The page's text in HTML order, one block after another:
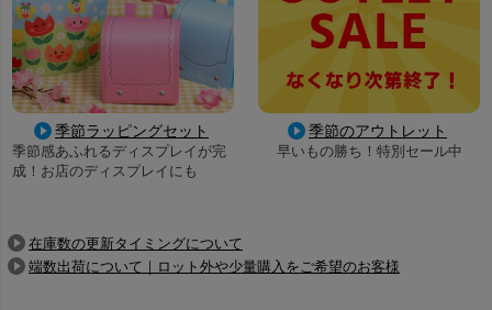
季節ラッピングセット
季節感あふれるディスプレイが完
成！お店のディスプレイにも
季節のアウトレット
早いもの勝ち！特別セール中
在庫数の更新タイミングについて
端数出荷について｜ロット外や少量購入をご希望のお客様